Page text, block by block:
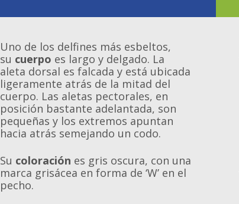
Uno de los delfines más esbeltos,
su cuerpo es largo y delgado. La
aleta dorsal es falcada y está ubicada
ligeramente atrás de la mitad del
cuerpo. Las aletas pectorales, en
posición bastante adelantada, son
pequeñas y los extremos apuntan
hacia atrás semejando un codo.
Su coloración es gris oscura, con una
marca grisácea en forma de ‘W’ en el
pecho.